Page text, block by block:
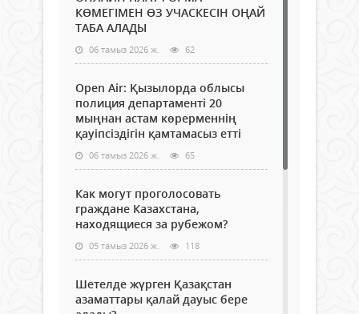
КӨМЕГІМЕН ӨЗ УЧАСКЕСІН ОҢАЙ
ТАБА АЛАДЫ
06 тамыз 2026 ж. 62
Open Air: Қызылорда облысы
полиция департаменті 20
мыңнан астам көрерменнің
қауіпсіздігін қамтамасыз етті
06 тамыз 2026 ж. 65
Как могут проголосовать
граждане Казахстана,
находящиеся за рубежом?
05 тамыз 2026 ж. 118
Шетелде жүрген Қазақстан
азаматтары қалай дауыс бере